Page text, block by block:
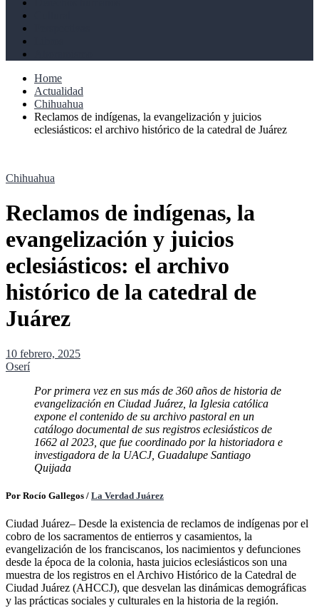
Home
Actualidad
Chihuahua
Reclamos de indígenas, la evangelización y juicios
eclesiásticos: el archivo histórico de la catedral de Juárez
Chihuahua
Reclamos de indígenas, la
evangelización y juicios
eclesiásticos: el archivo
histórico de la catedral de
Juárez
10 febrero, 2025
Oserí
Por primera vez en sus más de 360 años de historia de
evangelización en Ciudad Juárez, la Iglesia católica
expone el contenido de su archivo pastoral en un
catálogo documental de sus registros eclesiásticos de
1662 al 2023, que fue coordinado por la historiadora e
investigadora de la UACJ, Guadalupe Santiago
Quijada
Por Rocío Gallegos / La Verdad Juárez
Ciudad Juárez– Desde la existencia de reclamos de indígenas por el
cobro de los sacramentos de entierros y casamientos, la
evangelización de los franciscanos, los nacimientos y defunciones
desde la época de la colonia, hasta juicios eclesiásticos son una
muestra de los registros en el Archivo Histórico de la Catedral de
Ciudad Juárez (AHCCJ), que desvelan las dinámicas demográficas
y las prácticas sociales y culturales en la historia de la región.